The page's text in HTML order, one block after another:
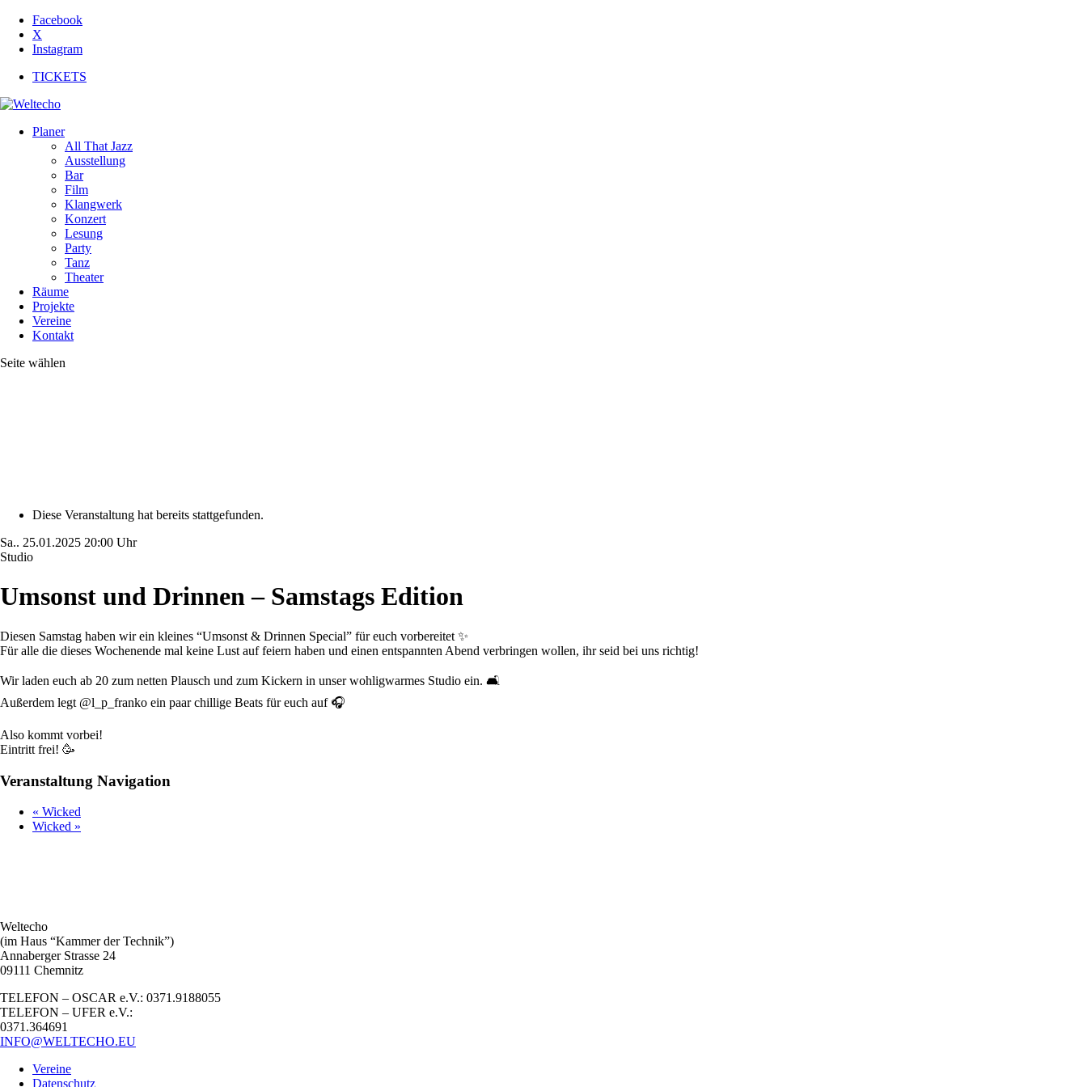
Facebook
X
Instagram
TICKETS
Planer
All That Jazz
Ausstellung
Bar
Film
Klangwerk
Konzert
Lesung
Party
Tanz
Theater
Räume
Projekte
Vereine
Kontakt
Seite wählen
Diese Veranstaltung hat bereits stattgefunden.
Sa.. 25.01.2025 20:00 Uhr
Studio
Umsonst und Drinnen – Samstags Edition
Diesen Samstag haben wir ein kleines “Umsonst & Drinnen Special” für euch vorbereitet ✨
Für alle die dieses Wochenende mal keine Lust auf feiern haben und einen entspannten Abend verbringen wollen, ihr seid bei uns richtig!
Wir laden euch ab 20 zum netten Plausch und zum Kickern in unser wohligwarmes Studio ein. 🛋️
Außerdem legt @l_p_franko ein paar chillige Beats für euch auf 🎧
Also kommt vorbei!
Eintritt frei! 🥳
Veranstaltung Navigation
« Wicked
Wicked »
Weltecho
(im Haus “Kammer der Technik”)
Annaberger Strasse 24
09111 Chemnitz
TELEFON – OSCAR e.V.: 0371.9188055
TELEFON – UFER e.V.:
0371.364691
INFO@WELTECHO.EU
Vereine
Datenschutz